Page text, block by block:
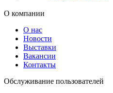
О компании
О нас
Новости
Выставки
Вакансии
Контакты
Обслуживание пользователей